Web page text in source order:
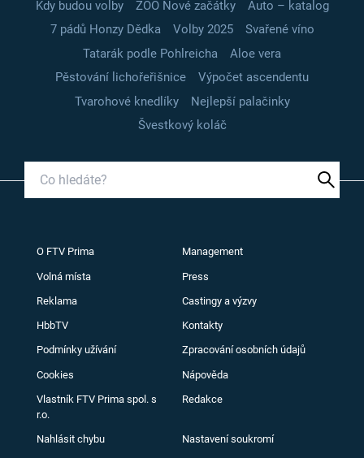
Kdy budou volby
ZOO Nové začátky
Auto – katalog
7 pádů Honzy Dědka
Volby 2025
Svařené víno
Tatarák podle Pohlreicha
Aloe vera
Pěstování lichořeřišnice
Výpočet ascendentu
Tvarohové knedlíky
Nejlepší palačinky
Švestkový koláč
O FTV Prima Management
Volná místa Press
Reklama Castingy a výzvy
HbbTV Kontakty
Podmínky užívání Zpracování osobních údajů
Cookies Nápověda
Vlastník FTV Prima spol. s
r.o.
Redakce
Nahlásit chybu Nastavení soukromí